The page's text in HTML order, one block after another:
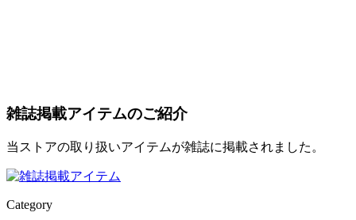
雑誌掲載アイテムのご紹介
当ストアの取り扱いアイテムが雑誌に掲載されました。
Category